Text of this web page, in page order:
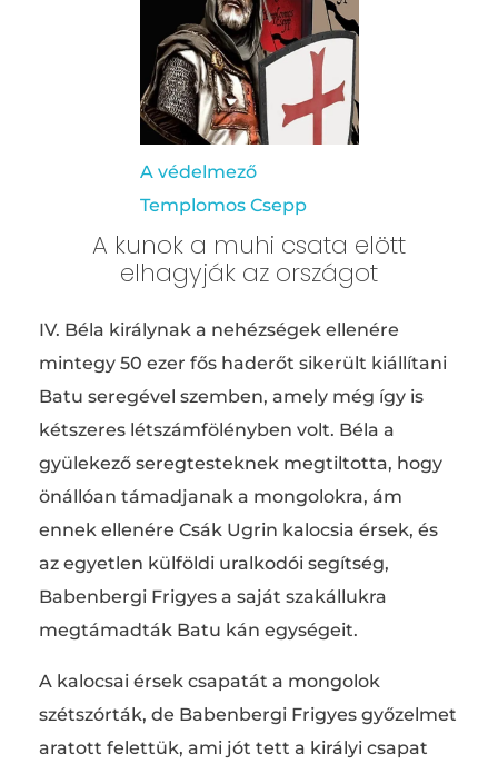
A védelmező
Templomos Csepp
A kunok a muhi csata elött
elhagyják az országot
IV. Béla királynak a nehézségek ellenére
mintegy 50 ezer fős haderőt sikerült kiállítani
Batu seregével szemben, amely még így is
kétszeres létszámfölényben volt. Béla a
gyülekező seregtesteknek megtiltotta, hogy
önállóan támadjanak a mongolokra, ám
ennek ellenére Csák Ugrin kalocsia érsek, és
az egyetlen külföldi uralkodói segítség,
Babenbergi Frigyes a saját szakállukra
megtámadták Batu kán egységeit.
A kalocsai érsek csapatát a mongolok
szétszórták, de Babenbergi Frigyes győzelmet
aratott felettük, ami jót tett a királyi csapat